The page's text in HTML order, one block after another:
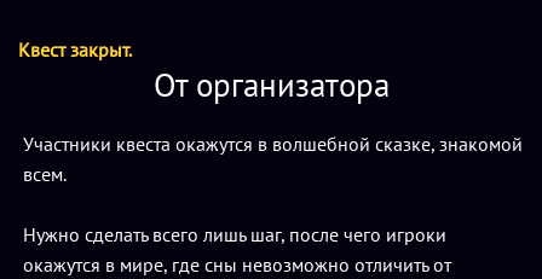
Квест закрыт.
От организатора
Участники квеста окажутся в волшебной сказке, знакомой
всем.
Нужно сделать всего лишь шаг, после чего игроки
окажутся в мире, где сны невозможно отличить от